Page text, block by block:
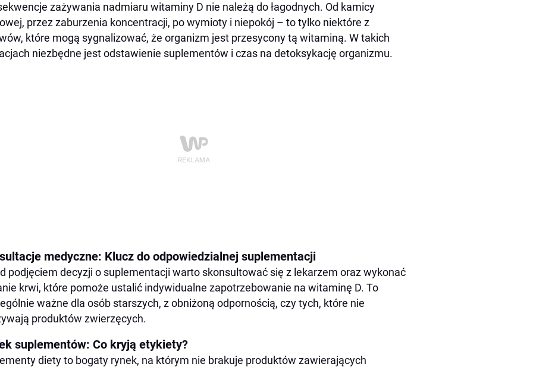
zażywania nadmiaru witaminy D nie należą do łagodnych. Od kamicy
przez zaburzenia koncentracji, po wymioty i niepokój – to tylko niektóre z
które mogą sygnalizować, że organizm jest przesycony tą witaminą. W takich
niezbędne jest odstawienie suplementów i czas na detoksykację organizmu.
medyczne: Klucz do odpowiedzialnej suplementacji
podjęciem decyzji o suplementacji warto skonsultować się z lekarzem oraz wykonać
krwi, które pomoże ustalić indywidualne zapotrzebowanie na witaminę D. To
ważne dla osób starszych, z obniżoną odpornością, czy tych, które nie
produktów zwierzęcych.
suplementów: Co kryją etykiety?
diety to bogaty rynek, na którym nie brakuje produktów zawierających